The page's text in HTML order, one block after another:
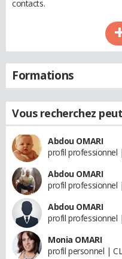
contacts.
Formations
Vous recherchez
Abdou OMARI
profil professionnel
Abdou OMARI
profil professionnel
Abdou OMARI
profil professionnel
Monia OMARI
profil personnel |